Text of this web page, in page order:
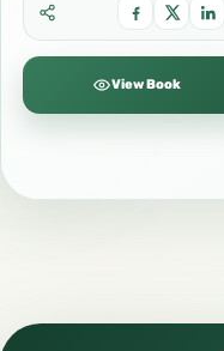
View Book